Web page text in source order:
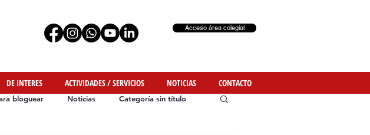
Acceso área colegial
DE INTERES ACTIVIDADES / SERVICIOS NOTICIAS CONTACTO
bloguear Noticias Categoría sin título